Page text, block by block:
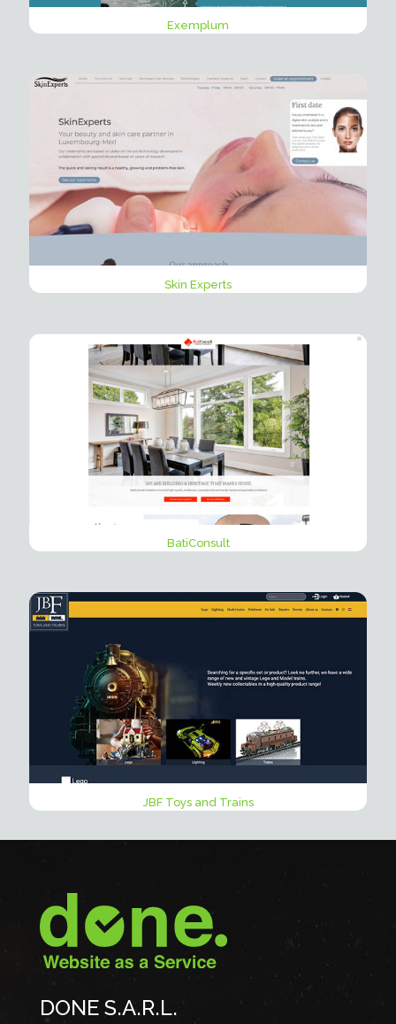
Exemplum
Skin Experts
BatiConsult
JBF Toys and Trains
DONE S.A.R.L.